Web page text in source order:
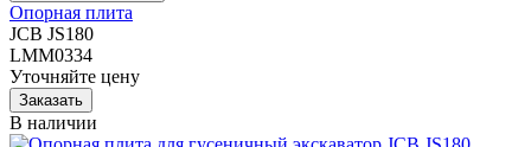
Опорная плита
JCB JS180
LMM0334
Уточняйте цену
В наличии